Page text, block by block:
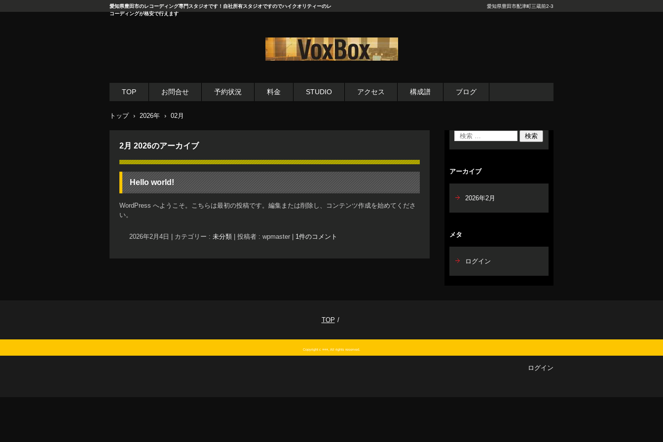
愛知県豊田市のレコーディング専門スタジオです！自社所有スタジオですのでハイクオリティーのレ
コーディングが格安で行えます
愛知県豊田市配津町三蔵前2-3
TOP お問合せ 予約状況 料金 STUDIO アクセス 構成譜 ブログ
トップ › 2026年 › 02月
2月 2026のアーカイブ
Hello world!
WordPress へようこそ。こちらは最初の投稿です。編集または削除し、コンテンツ作成を始めてくださ
い。
2026年2月4日 カテゴリー : 未分類 投稿者 : wpmaster 1件のコメント
アーカイブ
2026年2月
メタ
ログイン
TOP
Copyright c ○○○, All rights reserved.
ログイン